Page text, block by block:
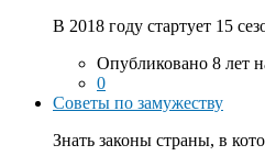
В 2018 году стартует 15
Опубликовано 8 лет
0
Советы по замужеству
Знать законы страны, в